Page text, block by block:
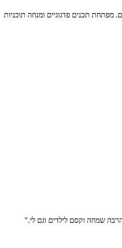
מפתחת תכנים פדגוגיים ומנחה תוכניות
שמחה וקסם לילדים וגם לי."